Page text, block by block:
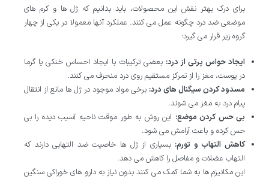
برای درک بهتر نقش این محصولات، باید بدانیم که ژل ها و کرم های
موضعی ضد درد چگونه عمل می کنند. عملکرد آنها معمولا در یکی از چهار
گروه زیر قرار می گیرد:
ایجاد حواس پرتی از درد: بعضی ترکیبات با ایجاد احساس خنکی یا گرما
در پوست، مغز را از تمرکز مستقیم روی درد منحرف می کنند.
مسدود کردن سیگنال های درد: برخی مواد موجود در ژل ها مانع از انتقال
پیام درد به مغز می شوند.
بی حس کردن موضع: این روش به طور موقت ناحیه آسیب دیده را بی
حس کرده و باعث آرامش می شود.
کاهش التهاب و تورم: بسیاری از ژل ها خاصیت ضد التهابی دارند که
التهاب عضلات و مفاصل را کاهش می دهد.
این مکانیزم ها به شما کمک می کنند بدون نیاز به دارو های خوراکی سنگین